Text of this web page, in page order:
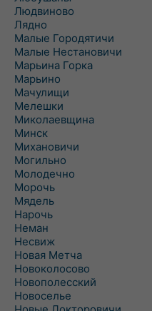
Людвиново
Лядно
Малые Городятичи
Малые Нестановичи
Марьина Горка
Марьино
Мачулищи
Мелешки
Миколаевщина
Минск
Михановичи
Могильно
Молодечно
Морочь
Мядель
Нарочь
Неман
Несвиж
Новая Метча
Новоколосово
Новополесский
Новоселье